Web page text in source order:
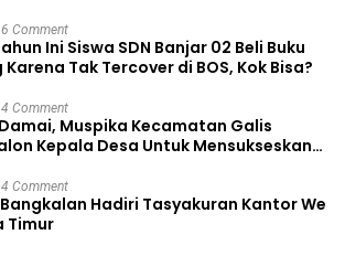
6 Comment
Ini Siswa SDN Banjar 02 Beli Buku
Tak Tercover di BOS, Kok Bisa?
4 Comment
Muspika Kecamatan Galis
Kepala Desa Untuk Mensukseskan
4 Comment
Hadiri Tasyakuran Kantor We
Timur